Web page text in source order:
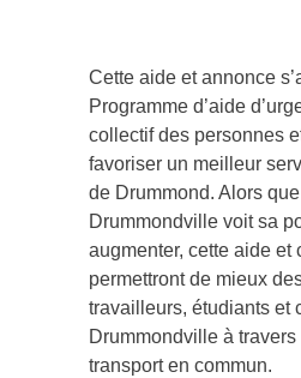
Cette aide et annonce
Programme d’aide
collectif des personnes
favoriser un meilleur
de Drummond. Alors
Drummondville voit sa
augmenter, cette aide et
permettront de mieux
travailleurs, étudiants et
Drummondville à
transport en commun.